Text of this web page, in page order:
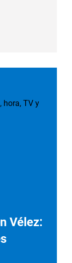
Vélez: